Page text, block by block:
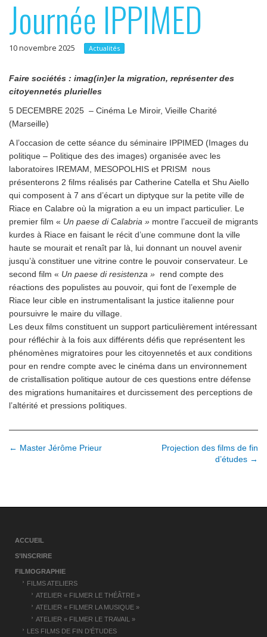
Journée IPPIMED
10 novembre 2025 Actualités
Faire sociétés : imag(in)er la migration, représenter des
citoyennetés plurielles
5 DECEMBRE 2025 – Cinéma Le Miroir, Vieille Charité
(Marseille)
A l’occasion de cette séance du séminaire IPPIMED (Images du
politique – Politique des des images) organisée avec les
laboratoires IREMAM, MESOPOLHIS et PRISM nous
présenterons 2 films réalisés par Catherine Catella et Shu Aiello
qui composent à 7 ans d’écart un diptyque sur la petite ville de
Riace en Calabre où la migration a eu un impact particulier. Le
premier film « Un paese di Calabria » montre l’accueil de migrants
kurdes à Riace en faisant le récit d’une commune dont la ville
haute se mourait et renaît par là, lui donnant un nouvel avenir
jusqu’à constituer une vitrine contre le pouvoir conservateur. Le
second film « Un paese di resistenza » rend compte des
réactions des populistes au pouvoir, qui font de l’exemple de
Riace leur cible en instrumentalisant la justice italienne pour
poursuivre le maire du village.
Les deux films constituent un support particulièrement intéressant
pour réfléchir à la fois aux différents défis que représentent les
phénomènes migratoires pour les citoyennetés et aux conditions
pour en rendre compte avec le cinéma dans un environnement
de cristallisation politique autour de ces questions entre défense
des migrations humanitaires et durcissement des perceptions de
l’altérité et pressions politiques.
N
i
← Master Jérôme Prieur
Projection des films de fin
d’études →
ACCUEIL
S’INSCRIRE
FILMOGRAPHIE
FILMS ATELIERS
ATELIER « FILMER LE THÉÂTRE »
ATELIER « FILMER LA MUSIQUE »
ATELIER « FILMER LE TRAVAIL »
LES FILMS DE FIN D’ÉTUDES